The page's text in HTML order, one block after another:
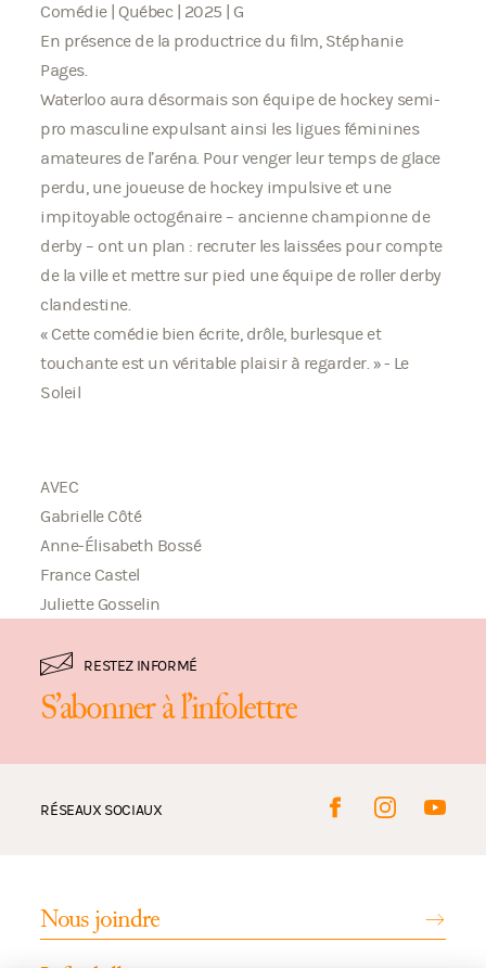
Comédie | Québec | 2025 | G
En présence de la productrice du film, Stéphanie
Pages.
Waterloo aura désormais son équipe de hockey semi-
pro masculine expulsant ainsi les ligues féminines
amateures de l’aréna. Pour venger leur temps de glace
perdu, une joueuse de hockey impulsive et une
impitoyable octogénaire – ancienne championne de
derby – ont un plan : recruter les laissées pour compte
de la ville et mettre sur pied une équipe de roller derby
clandestine.
« Cette comédie bien écrite, drôle, burlesque et
touchante est un véritable plaisir à regarder. » - Le
Soleil
AVEC
Gabrielle Côté
Anne-Élisabeth Bossé
France Castel
Juliette Gosselin
RESTEZ INFORMÉ
S’abonner à l’infolettre
RÉSEAUX SOCIAUX
Nous joindre